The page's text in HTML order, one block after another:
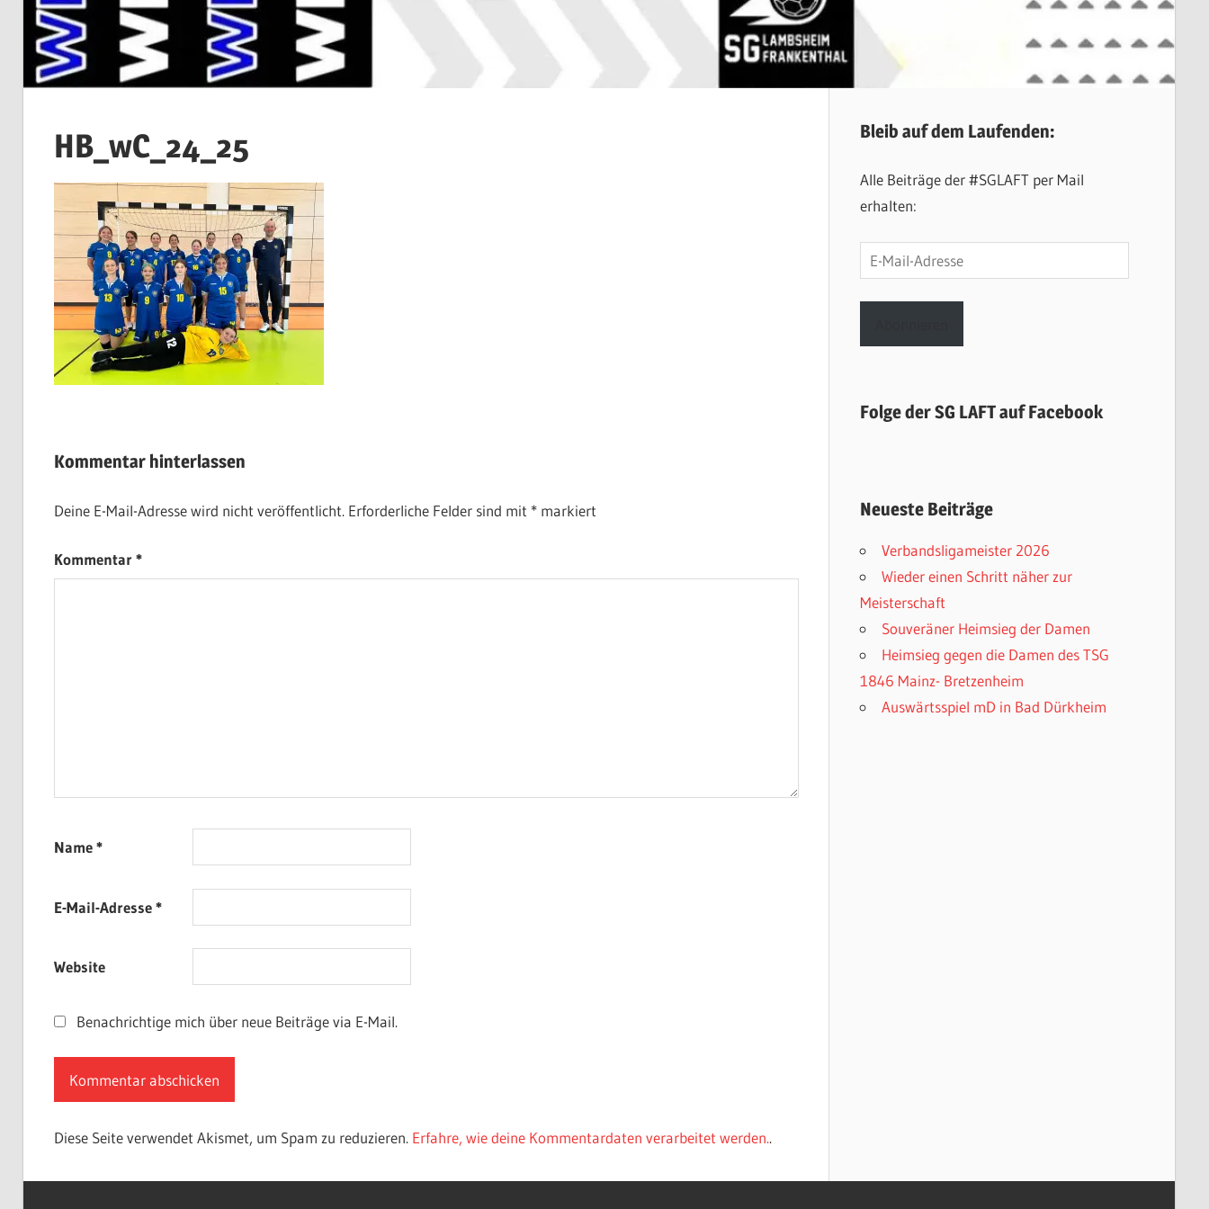
HB_wC_24_25
Kommentar hinterlassen
Deine E-Mail-Adresse wird nicht veröffentlicht. Erforderliche Felder sind mit *markiert
Kommentar*
Name*
E-Mail-Adresse*
Website
Benachrichtige mich über neue Beiträge via E-Mail.
Diese Seite verwendet Akismet, um Spam zu reduzieren. Erfahre, wie deine Kommentardaten verarbeitet werden..
Bleib auf dem Laufenden:
Alle Beiträge der #SGLAFT per Mail
erhalten:
E-
Mail-
Adresse
Folge der SG LAFT auf Facebook
Neueste Beiträge
Verbandsligameister 2026
Wieder einen Schritt näher zur
Meisterschaft
Souveräner Heimsieg der Damen
Heimsieg gegen die Damen des TSG
1846 Mainz- Bretzenheim
Auswärtsspiel mD in Bad Dürkheim